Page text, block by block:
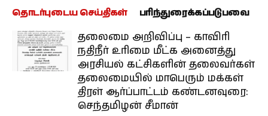
தொடர்புடைய செய்திகள் பரிந்துரைக்கப்படுபவை
தலைமை அறிவிப்பு – காவிரி
நதிநீர் உரிமை மீட்க அனைத்து
அரசியல் கட்சிகளின் தலைவர்கள்
தலைமையில் மாபெரும் மக்கள்
திரள் ஆர்ப்பாட்டம் கண்டனவுரை:
செந்தமிழன் சீமான்